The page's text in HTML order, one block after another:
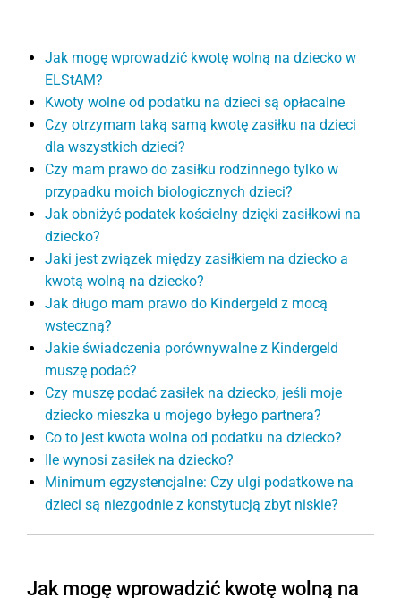
Jak mogę wprowadzić kwotę wolną na dziecko w
ELStAM?
Kwoty wolne od podatku na dzieci są opłacalne
Czy otrzymam taką samą kwotę zasiłku na dzieci
dla wszystkich dzieci?
Czy mam prawo do zasiłku rodzinnego tylko w
przypadku moich biologicznych dzieci?
Jak obniżyć podatek kościelny dzięki zasiłkowi na
dziecko?
Jaki jest związek między zasiłkiem na dziecko a
kwotą wolną na dziecko?
Jak długo mam prawo do Kindergeld z mocą
wsteczną?
Jakie świadczenia porównywalne z Kindergeld
muszę podać?
Czy muszę podać zasiłek na dziecko, jeśli moje
dziecko mieszka u mojego byłego partnera?
Co to jest kwota wolna od podatku na dziecko?
Ile wynosi zasiłek na dziecko?
Minimum egzystencjalne: Czy ulgi podatkowe na
dzieci są niezgodnie z konstytucją zbyt niskie?
Jak mogę wprowadzić kwotę wolną na